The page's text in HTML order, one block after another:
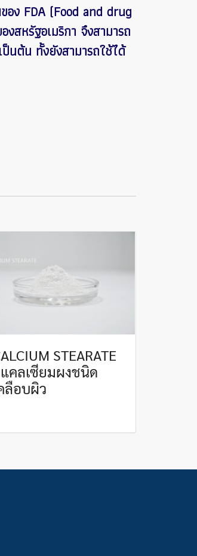
ง FDA (Food and drug
หรัฐอเมริกา จึงสามารถ
นต้น ทั้งยังสามารถใช้ได้
STEARATE
คลเซียมผงชนิด
ลือบผิว